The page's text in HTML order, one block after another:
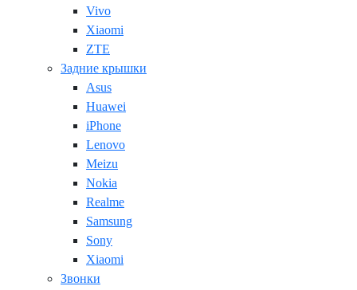
Vivo
Xiaomi
ZTE
Задние крышки
Asus
Huawei
iPhone
Lenovo
Meizu
Nokia
Realme
Samsung
Sony
Xiaomi
Звонки